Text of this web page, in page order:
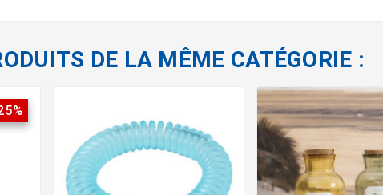
DE LA MÊME CATÉGORIE :